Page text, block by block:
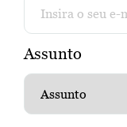
Assunto